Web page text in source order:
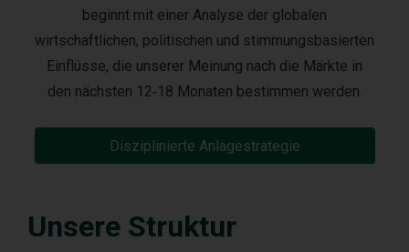
beginnt mit einer Analyse der globalen
wirtschaftlichen, politischen und stimmungsbasierten
Einflüsse, die unserer Meinung nach die Märkte in
den nächsten 12‑18 Monaten bestimmen werden.
Disziplinierte Anlagestrategie
Unsere Struktur